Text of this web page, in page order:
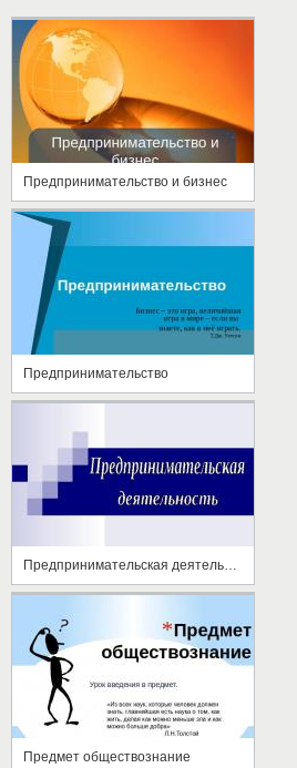
Предпринимательство и бизнес
Предпринимательство
Предмет обществознание